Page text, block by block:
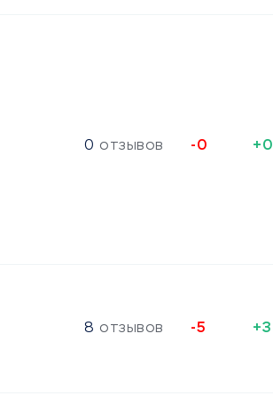
0 отзывов -0 +0
8 отзывов -5 +3